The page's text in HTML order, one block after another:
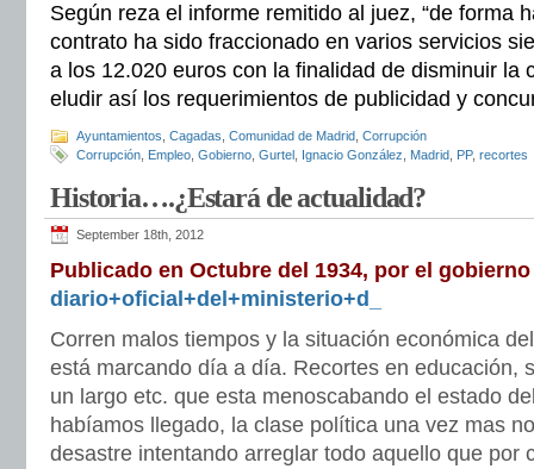
Según reza el informe remitido al juez, “de forma
contrato ha sido fraccionado en varios servicios
a los 12.020 euros con la finalidad de disminuir la
eludir así los requerimientos de publicidad y
Ayuntamientos Cagadas Comunidad de Madrid Corrupción
Corrupción Empleo Gobierno Gurtel Ignacio González Madrid PP, recortes
Historia….¿Estará de actualidad?
September 18th, 2012
Publicado en Octubre del 1934, por el
diario+oficial+del+ministerio+d_
Corren malos tiempos y la situación económica
está marcando día a día. Recortes en educación,
un largo etc. que esta menoscabando el estado
habíamos llegado, la clase política una vez mas
desastre intentando arreglar todo aquello que por